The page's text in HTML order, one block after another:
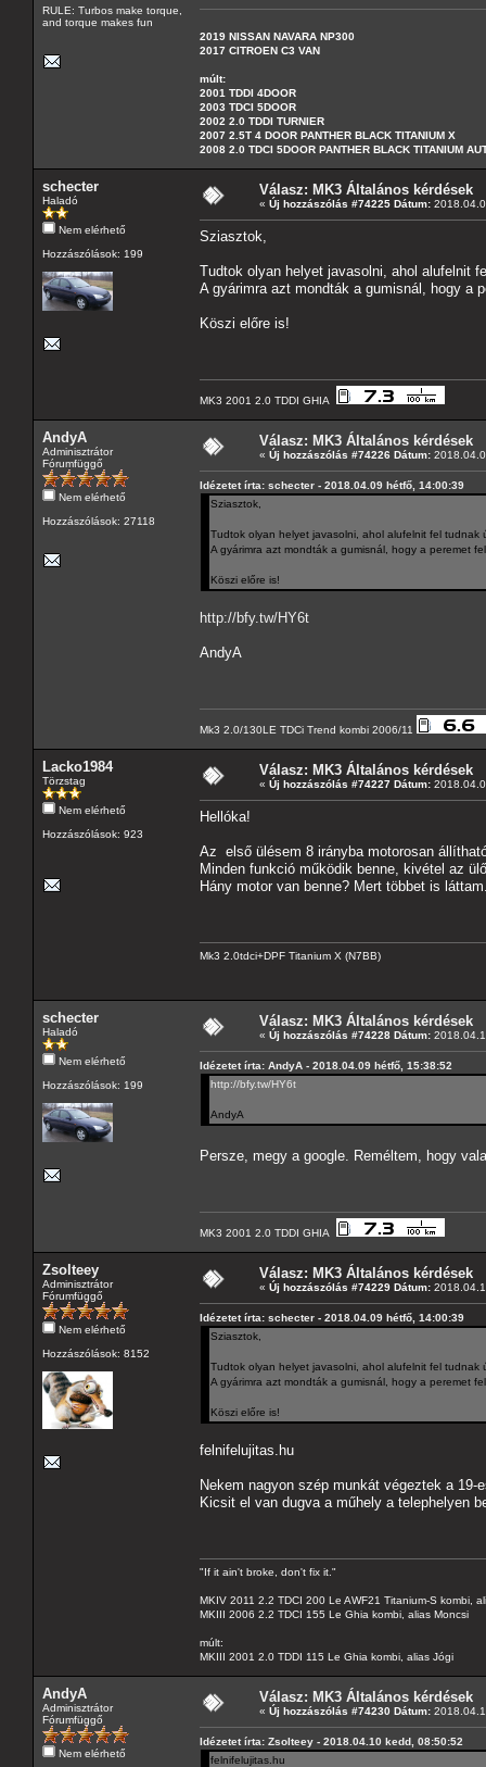
RULE: Turbos make torque,
and torque makes fun
2019 NISSAN NAVARA NP300
2017 CITROEN C3 VAN
múlt:
2001 TDDI 4DOOR
2003 TDCI 5DOOR
2002 2.0 TDDI TURNIER
2007 2.5T 4 DOOR PANTHER BLACK TITANIUM X
2008 2.0 TDCI 5DOOR PANTHER BLACK TITANIUM
schecter
Haladó
Nem elérhető
Hozzászólások: 199
Válasz: MK3 Általános kérdések
« Új hozzászólás #74225 Dátum:
Sziasztok,
Tudtok olyan helyet javasolni, ahol alufelnit
A gyárimra azt mondták a gumisnál, hogy a
Köszi előre is!
MK3 2001 2.0 TDDI GHIA
AndyA
Adminisztrátor
Fórumfüggő
Nem elérhető
Hozzászólások: 27118
Válasz: MK3 Általános kérdések
« Új hozzászólás #74226 Dátum:
Idézetet írta: schecter - 2018.04.09 hétfő, 14:00:39
Sziasztok,
Tudtok olyan helyet javasolni, ahol alufelnit fel tudnak
A gyárimra azt mondták a gumisnál, hogy a peremet
Köszi előre is!
http://bfy.tw/HY6t
AndyA
Mk3 2.0/130LE TDCi Trend kombi 2006/11
Lacko1984
Törzstag
Nem elérhető
Hozzászólások: 923
Válasz: MK3 Általános kérdések
« Új hozzászólás #74227 Dátum:
Hellóka!
Az első ülésem 8 irányba motorosan
Minden funkció működik benne, kivétel az
Hány motor van benne? Mert többet is
Mk3 2.0tdci+DPF Titanium X (N7BB)
schecter
Haladó
Nem elérhető
Hozzászólások: 199
Válasz: MK3 Általános kérdések
« Új hozzászólás #74228 Dátum:
Idézetet írta: AndyA - 2018.04.09 hétfő, 15:38:52
http://bfy.tw/HY6t
AndyA
Persze, megy a google. Reméltem, hogy
MK3 2001 2.0 TDDI GHIA
Zsolteey
Adminisztrátor
Fórumfüggő
Nem elérhető
Hozzászólások: 8152
Válasz: MK3 Általános kérdések
« Új hozzászólás #74229 Dátum:
Idézetet írta: schecter - 2018.04.09 hétfő, 14:00:39
Sziasztok,
Tudtok olyan helyet javasolni, ahol alufelnit fel tudnak
A gyárimra azt mondták a gumisnál, hogy a peremet
Köszi előre is!
felnifelujitas.hu
Nekem nagyon szép munkát végeztek a 19-
Kicsit el van dugva a műhely a telephelyen
"If it ain't broke, don't fix it."
MKIV 2011 2.2 TDCI 200 Le AWF21 Titanium-S kombi,
MKIII 2006 2.2 TDCI 155 Le Ghia kombi, alias Moncsi
múlt:
MKIII 2001 2.0 TDDI 115 Le Ghia kombi, alias Jógi
AndyA
Adminisztrátor
Fórumfüggő
Nem elérhető
Válasz: MK3 Általános kérdések
« Új hozzászólás #74230 Dátum:
Idézetet írta: Zsolteey - 2018.04.10 kedd, 08:50:52
felnifelujitas.hu